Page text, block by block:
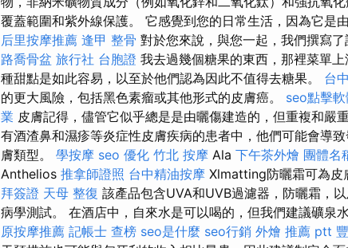
覆蓋範圍和紫外線保護。 它感覺到您的日常生活，因為它是
后里按摩推薦 逢甲 整骨 對於您來說，與您一起，我們撰寫
路喬骨盆 旅行社 台胞證 我去過幾個糖果的東西，那裡菜單上
種甜點是如此容易，以至於他們認為因此不值得去糖果。 台
的更大風險，包括黑色素瘤或其他形式的皮膚癌。 seo點擊
業 皮膚記得，儘管它似乎總是是由曬傷建造的，但重複和嚴
有酒渣鼻和濕疹等炎症性皮膚疾病的患者中，他們可能會導
膚類型。 學按摩 seo 優化 竹北 按摩 Ala 下午茶外燴 團體名
Anthelios 推拿師證照 台中精油按摩 Xlmatting防曬霜可為皮
拜簽證 天母 整復 該產品包含UVA和UVB過濾器，防曬霜，
病學測試。 在酒店中，自來水是可以喝的，但我們建議礦泉
原按摩推薦 記帳士 查榜 seo是什麼 seo行銷 外燴 推薦 ptt